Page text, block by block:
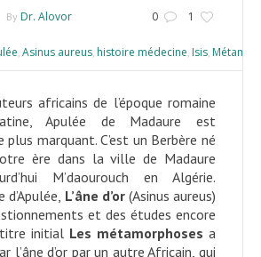
0 1
By Dr. Alovor
Asinus aureus histoire médecine Isis
africains de l’époque romaine
latine, Apulée de Madaure est
marquant. C’est un Berbère né
ère dans la ville de Madaure
M’daourouch en Algérie.
L’âne d’or(Asinus aureus)
et des études encore
titre initial Les métamorphoses a
l’âne d’or par un autre Africain, qui